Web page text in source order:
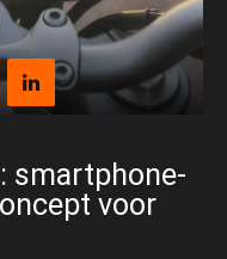
smartphone-
voor